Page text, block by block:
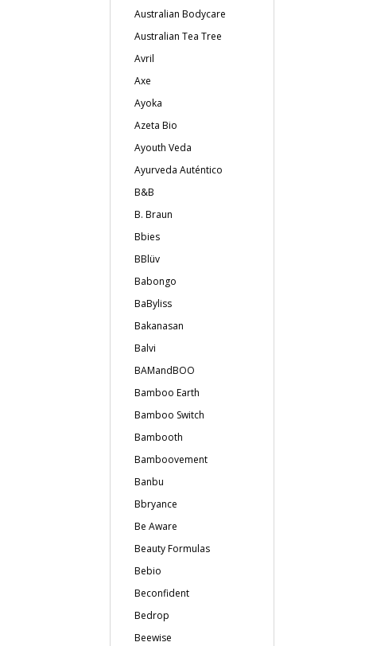
Australian Bodycare
Australian Tea Tree
Avril
Axe
Ayoka
Azeta Bio
Ayouth Veda
Ayurveda Auténtico
B&B
B. Braun
Bbies
BBlüv
Babongo
BaByliss
Bakanasan
Balvi
BAMandBOO
Bamboo Earth
Bamboo Switch
Bambooth
Bamboovement
Banbu
Bbryance
Be Aware
Beauty Formulas
Bebio
Beconfident
Bedrop
Beewise